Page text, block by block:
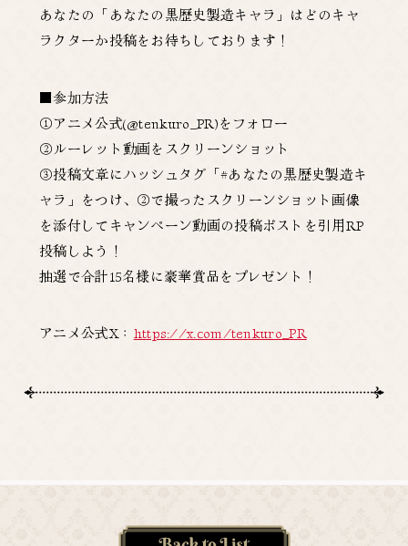
あなたの「あなたの黒歴史製造キャラ」はどのキャ
ラクターか投稿をお待ちしております！
■参加方法
①アニメ公式(@tenkuro_PR)をフォロー
②ルーレット動画をスクリーンショット
③投稿文章にハッシュタグ「#あなたの黒歴史製造キ
ャラ」をつけ、②で撮ったスクリーンショット画像
を添付してキャンペーン動画の投稿ポストを引用RP
投稿しよう！
抽選で合計15名様に豪華賞品をプレゼント！
アニメ公式X： https://x.com/tenkuro_PR